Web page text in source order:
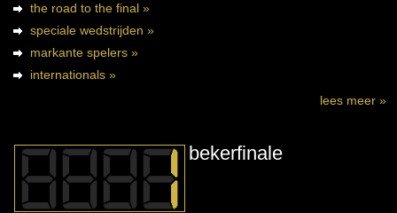
the road to the final »
speciale wedstrijden »
markante spelers »
internationals »
lees meer »
bekerfinale